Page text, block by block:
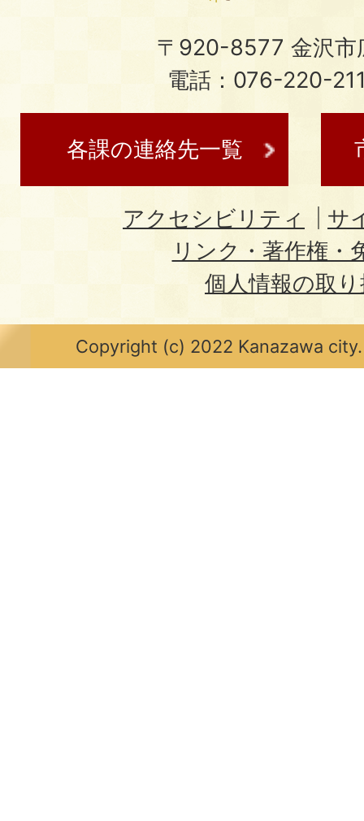
〒920-8577 金沢市
電話：076-220-
各課の連絡先一覧
アクセシビリティ
サ
リンク・著作権・
個人情報の取
Copyright (c) 2022 Kanazawa